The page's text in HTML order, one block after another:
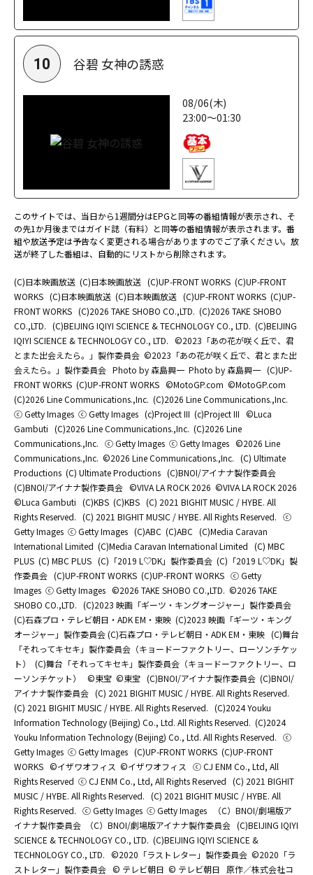
10 谷碧 女神の誘惑
08/06(木)
23:00～01:30
このサイトでは、当日から1週間分はEPGと同等の番組情報が表示され、そ
の先1か月後まではガイド誌（有料）と同等の番組情報が表示されます。番
組や放送予定は予告なく変更される場合がありますのでご了承ください。放
送が終了した番組は、自動的にリストから削除されます。
(C)日本映画放送 (C)日本映画放送 (C)UP-FRONT WORKS (C)UP-FRONT
WORKS (C)日本映画放送 (C)日本映画放送 (C)UP-FRONT WORKS (C)UP-
FRONT WORKS (C)2026 TAKE SHOBO CO.,LTD. (C)2026 TAKE SHOBO
CO.,LTD. (C)BEIJING IQIYI SCIENCE & TECHNOLOGY CO., LTD. (C)BEIJING
IQIYI SCIENCE & TECHNOLOGY CO., LTD. ©2023「あの花が咲く丘で、君
とまた出会えたら。」製作委員会 ©2023「あの花が咲く丘で、君とまた出
会えたら。」製作委員会 Photo by 森島興一 Photo by 森島興一 (C)UP-
FRONT WORKS (C)UP-FRONT WORKS ©MotoGP.com ©MotoGP.com
(C)2026 Line Communications.,Inc. (C)2026 Line Communications.,Inc.
ⓒ Getty Images ⓒ Getty Images (c)Project III (c)Project III ©Luca
Gambuti (C)2026 Line Communications.,Inc. (C)2026 Line
Communications.,Inc. ⓒ Getty Images ⓒ Getty Images ©2026 Line
Communications.,Inc. ©2026 Line Communications.,Inc. (C) Ultimate
Productions (C) Ultimate Productions (C)BNOI/アイナナ製作委員会
(C)BNOI/アイナナ製作委員会 ©️VIVA LA ROCK 2026 ©️VIVA LA ROCK 2026
©Luca Gambuti (C)KBS (C)KBS (C) 2021 BIGHIT MUSIC / HYBE. All
Rights Reserved. (C) 2021 BIGHIT MUSIC / HYBE. All Rights Reserved. ⓒ
Getty Images ⓒ Getty Images (C)ABC (C)ABC (C)Media Caravan
International Limited (C)Media Caravan International Limited (C) MBC
PLUS (C) MBC PLUS (C)「2019 L♡DK」製作委員会 (C)「2019 L♡DK」製
作委員会 (C)UP-FRONT WORKS (C)UP-FRONT WORKS ⓒ Getty
Images ⓒ Getty Images ©2026 TAKE SHOBO CO.,LTD. ©2026 TAKE
SHOBO CO.,LTD. (C)2023 映画「ギーツ・キングオージャー」製作委員会
(C)石森プロ・テレビ朝日・ADK EM・東映 (C)2023 映画「ギーツ・キング
オージャー」製作委員会 (C)石森プロ・テレビ朝日・ADK EM・東映 (C)舞台
「それってキセキ」製作委員会（キョードーファクトリー、ローソンチケッ
ト）
(C)舞台「それってキセキ」製作委員会（キョードーファクトリー、ロ
ーソンチケット）
©東宝 ©東宝 (C)BNOI/アイナナ製作委員会 (C)BNOI/
アイナナ製作委員会 (C) 2021 BIGHIT MUSIC / HYBE. All Rights Reserved.
(C) 2021 BIGHIT MUSIC / HYBE. All Rights Reserved. (C)2024 Youku
Information Technology (Beijing) Co., Ltd. All Rights Reserved. (C)2024
Youku Information Technology (Beijing) Co., Ltd. All Rights Reserved. ⓒ
Getty Images ⓒ Getty Images (C)UP-FRONT WORKS (C)UP-FRONT
WORKS ©イザワオフィス ©イザワオフィス ⓒ CJ ENM Co., Ltd, All
Rights Reserved ⓒ CJ ENM Co., Ltd, All Rights Reserved (C) 2021 BIGHIT
MUSIC / HYBE. All Rights Reserved. (C) 2021 BIGHIT MUSIC / HYBE. All
Rights Reserved. ⓒ Getty Images ⓒ Getty Images
（C）BNOI/劇場版ア
イナナ製作委員会
（C）BNOI/劇場版アイナナ製作委員会 (C)BEIJING IQIYI
SCIENCE & TECHNOLOGY CO., LTD. (C)BEIJING IQIYI SCIENCE &
TECHNOLOGY CO., LTD. ©2020「ラストレター」製作委員会 ©2020「ラ
ストレター」製作委員会 © テレビ朝日 © テレビ朝日 原作／株式会社コ